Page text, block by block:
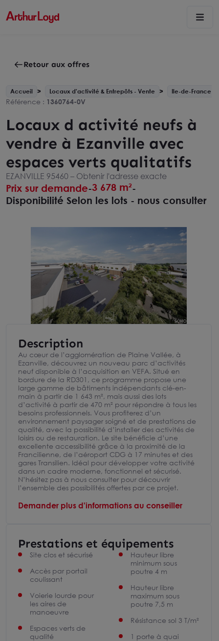
Retour aux offres
Accueil Locaux d'activité & Entrepôts - Vente Ile-de-France
Référence : 1360764-0V
Locaux d activité neufs à
vendre à Ezanville avec
espaces verts qualitatifs
EZANVILLE 95460 – Obtenir l'adresse exacte
Prix sur demande-3 678 m²-
Disponibilité Selon les lots - nous consulter
Description
Au cœur de l’agglomération de Plaine Vallée, à
Ezanville, découvrez un nouveau parc d’activités
neuf disponible à l’acquisition en VEFA. Situé en
bordure de la RD301, ce programme propose une
large gamme de bâtiments indépendants clé-en-
main à partir de 1 643 m², mais aussi des lots
d’activité à partir de 470 m² pour répondre à tous les
besoins professionnels. Vous profiterez d’un
environnement paysager soigné et de prestations de
qualité, avec la possibilité d’installer des activités de
loisirs ou de restauration. Le site bénéficie d’une
excellente accessibilité grâce à la proximité de la
Francilienne, de l’aéroport CDG à 17 minutes et des
gares Transilien. Idéal pour développer votre activité
dans un cadre moderne, fonctionnel et sécurisé.
N’hésitez pas à nous consulter pour découvrir
l’ensemble des possibilités offertes par ce projet.
Demander plus d'informations au conseiller
Prestations et équipements
Site clos et sécurisé
Accès par portail
coulissant
Voierie lourde pour
les aires de
manoeuvre
Espaces verts de
qualité
Hauteur libre
minimum sous
poutre 4 m
Hauteur libre
maximum sous
poutre 7,5 m
Résistance sol 3 T/m²
1 porte à quai